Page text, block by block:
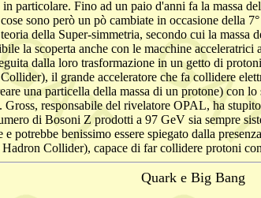
particolare. Fino ad un paio d'anni fa la massa
sono però un pò cambiate in occasione della
della Super-simmetria, secondo cui la
la scoperta anche con le macchine
dalla loro trasformazione in un getto di
il grande acceleratore che fa collidere
una particella della massa di un protone) con
responsabile del rivelatore OPAL, ha
di Bosoni Z prodotti a 97 GeV sia sempre
potrebbe benissimo essere spiegato dalla
Collider), capace di far collidere protoni
Quark e Big Bang